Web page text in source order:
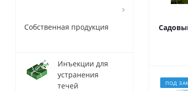
ПОД
Собственная продукция
Инъекции для
устранения
течей